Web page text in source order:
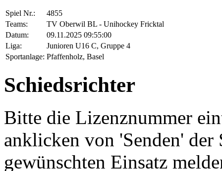
Spiel Nr.:
4855
Teams:
TV Oberwil BL - Unihockey Fricktal
Datum:
09.11.2025 09:55:00
Liga:
Junioren U16 C, Gruppe 4
Sportanlage: Pfaffenholz, Basel
Schiedsrichter
Bitte die Lizenznummer
anklicken von 'Senden'
gewünschten Einsatz